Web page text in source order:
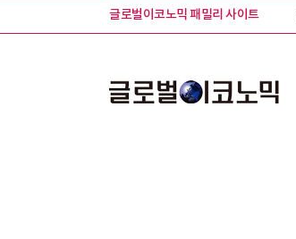
글로벌이코노믹 패밀리 사이트